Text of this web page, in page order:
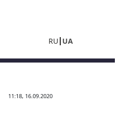
RU UA
11:18, 16.09.2020